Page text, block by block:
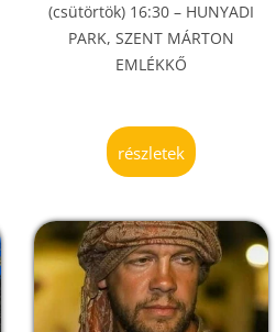
(csütörtök) 16:30 – HUNYADI
PARK, SZENT MÁRTON
EMLÉKKŐ
részletek